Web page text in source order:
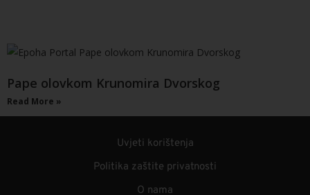
Pape olovkom Krunomira Dvorskog
Read More »
Uvjeti korištenja
Politika zaštite privatnosti
O nama